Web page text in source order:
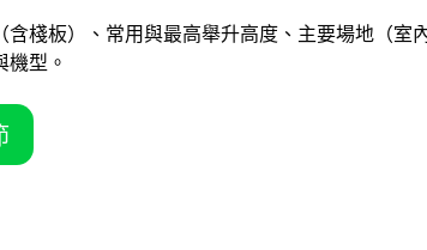
棧板）、常用與最高舉升高度、主要場地（室
型。